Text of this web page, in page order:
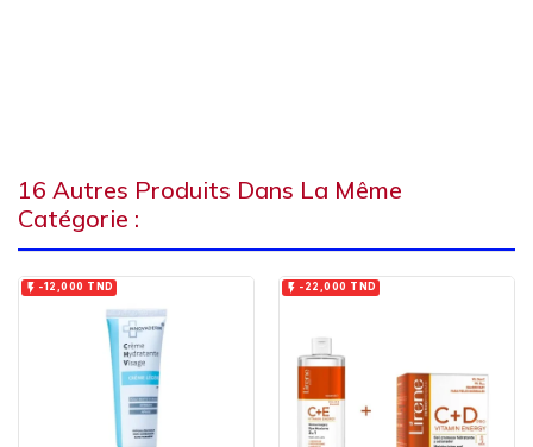
16 Autres Produits Dans La Même
Catégorie :
 -12,000 TND  -22,000 TND